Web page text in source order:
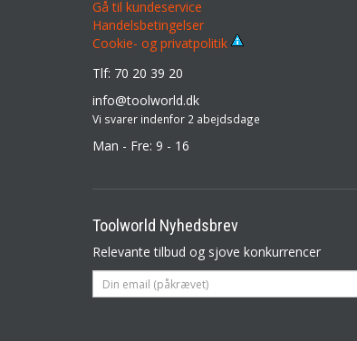
Gå til kundeservice
Handelsbetingelser
Cookie- og privatpolitik
Tlf: 70 20 39 20
info@toolworld.dk
Vi svarer indenfor 2 abejdsdage
Man - Fre: 9 - 16
Toolworld Nyhedsbrev
Relevante tilbud og sjove konkurrencer